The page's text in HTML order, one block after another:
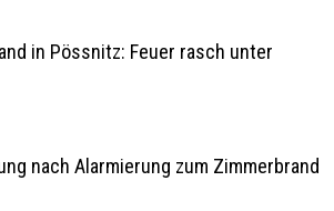
in Pössnitz: Feuer rasch unter
nach Alarmierung zum Zimmerbrand